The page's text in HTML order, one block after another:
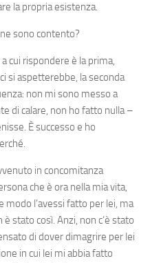
la propria esistenza.
sono contento?
cui rispondere è la prima,
si aspetterebbe, la seconda
non mi sono messo a
di calare, non ho fatto nulla –
È successo e ho
in concomitanza
che è ora nella mia vita,
modo l’avessi fatto per lei, ma
stato così. Anzi, non c’è stato
di dover dimagrire per lei
in cui lei mi abbia fatto